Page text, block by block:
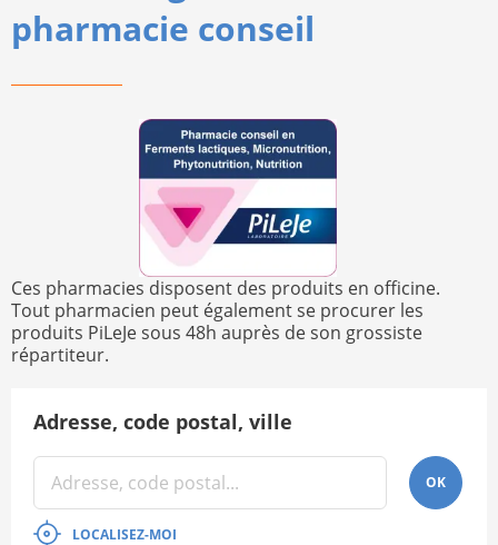
pharmacie conseil
Ces pharmacies disposent des produits en officine.
Tout pharmacien peut également se procurer les
produits PiLeJe sous 48h auprès de son grossiste
répartiteur.
Adresse, code postal, ville
OK
LOCALISEZ-MOI